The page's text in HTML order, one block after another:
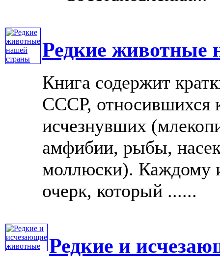
Редкие животные
Книга содержит
СССР, относившихся
исчезнувших
амфибии, рыбы,
моллюски). Каждому
очерк, который ......
Редкие и